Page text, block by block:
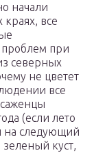
начали
все
проблем при
северных
не цветет
все
(если лето
на следующий
куст,